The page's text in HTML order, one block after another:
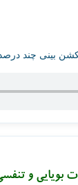
بینی چند درصد
بویایی و